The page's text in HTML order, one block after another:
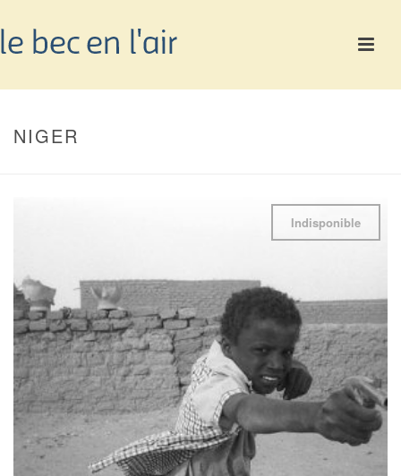
NIGER
Indisponible